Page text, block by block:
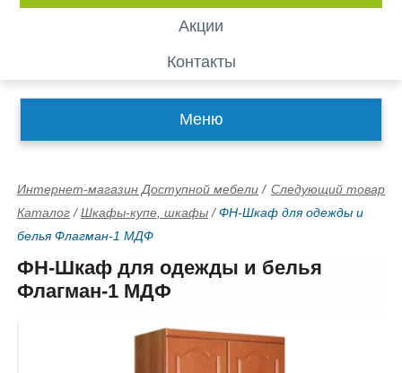
Акции
Контакты
Меню
Следующий товар
Интернет-магазин Доступной мебели /
Каталог /Шкафы-купе, шкафы /ФН-Шкаф для одежды и
белья Флагман-1 МДФ
ФН-Шкаф для одежды и белья
Флагман-1 МДФ